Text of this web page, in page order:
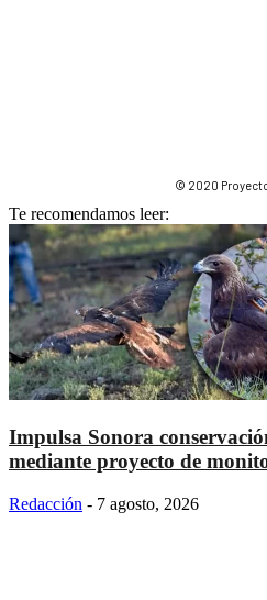
© 2020 Proyecto
Te recomendamos leer:
Impulsa Sonora
mediante proyecto de
Redacción - 7 agosto, 2026